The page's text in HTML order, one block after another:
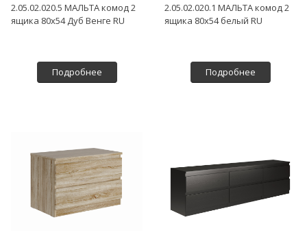
2.05.02.020.5 МАЛЬТА комод 2
ящика 80х54 Дуб Венге RU
Подробнее
2.05.02.020.1 МАЛЬТА комод 2
ящика 80х54 белый RU
Подробнее